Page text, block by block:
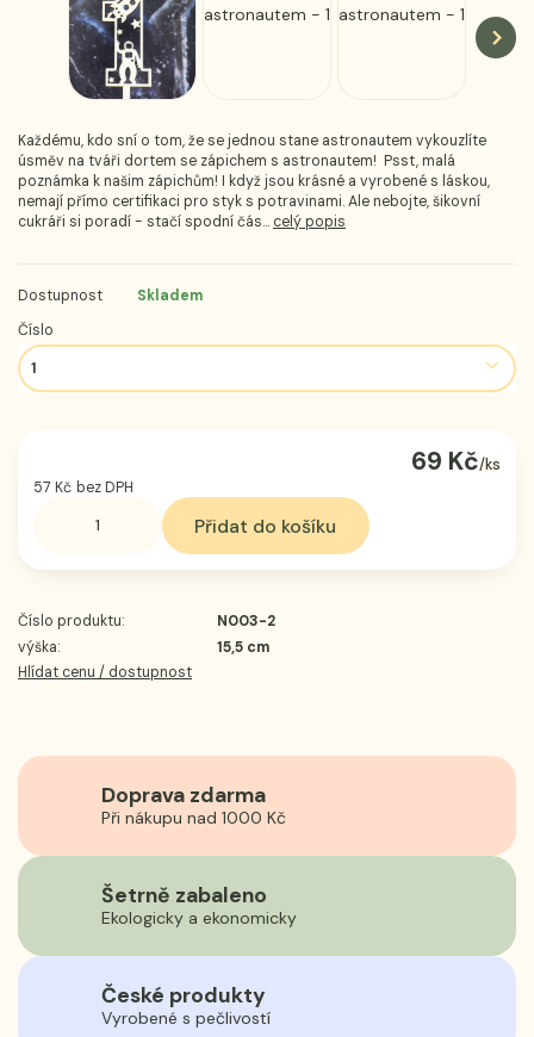
Každému, kdo sní o tom, že se jednou stane astronautem vykouzlíte
úsměv na tváři dortem se zápichem s astronautem! Psst, malá
poznámka k našim zápichům! I když jsou krásné a vyrobené s láskou,
nemají přímo certifikaci pro styk s potravinami. Ale nebojte, šikovní
cukráři si poradí - stačí spodní čás... celý popis
Dostupnost
Skladem
Číslo
69 Kč/ks
57 Kč bez DPH
Přidat do košíku
Číslo produktu:
N003-2
výška:
15,5 cm
Hlídat cenu / dostupnost
Doprava zdarma
Při nákupu nad 1000 Kč
Šetrně zabaleno
Ekologicky a ekonomicky
České produkty
Vyrobené s pečlivostí